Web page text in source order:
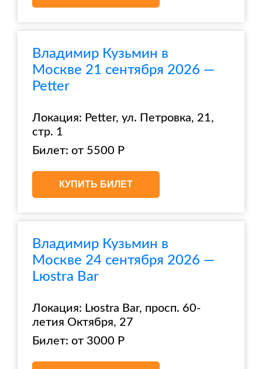
Владимир Кузьмин в
Москве 21 сентября 2026 —
Petter
Локация: Petter, ул. Петровка, 21,
стр. 1
Билет: от 5500 Р
КУПИТЬ БИЛЕТ
Владимир Кузьмин в
Москве 24 сентября 2026 —
Lюstra Bar
Локация: Lюstra Bar, просп. 60-
летия Октября, 27
Билет: от 3000 Р